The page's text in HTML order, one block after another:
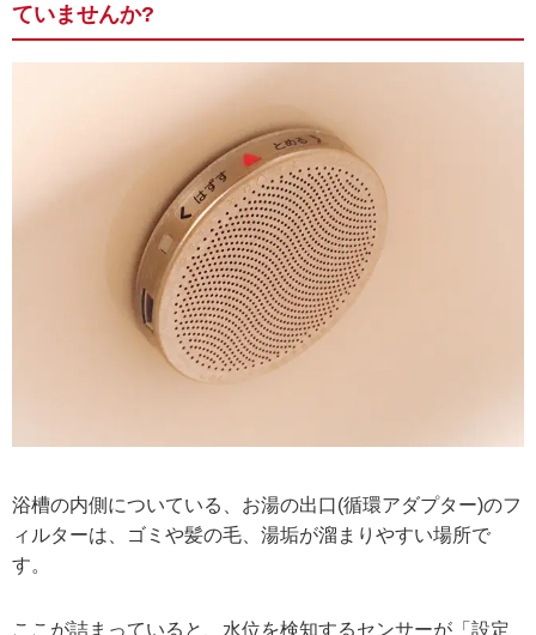
ていませんか?
浴槽の内側についている、お湯の出口(循環アダプター)のフ
ィルターは、ゴミや髪の毛、湯垢が溜まりやすい場所で
す。
ここが詰まっていると、水位を検知するセンサーが「設定